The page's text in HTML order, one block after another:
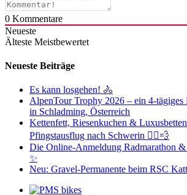
0 Kommentare
Neueste
Älteste Meistbewertet
Neueste Beiträge
Es kann losgehen! 🚴
AlpenTour Trophy 2026 – ein 4-tägiges
in Schladming, Österreich
Kettenfett, Riesenkuchen &
Pfingstausflug nach Schwerin 🚴‍♂️💨
Die Online-Anmeldung Radmarathon
✨
Neu: Gravel-Permanente beim RSC